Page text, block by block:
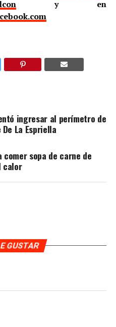
y en
ingresar al perímetro de
La Espriella
sopa de carne de
calor
GUSTAR